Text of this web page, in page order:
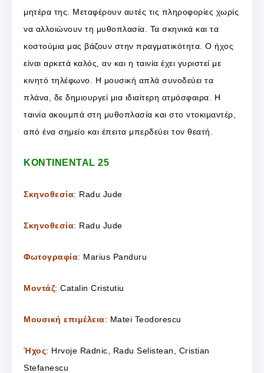
μητέρα της. Μεταφέρουν αυτές τις πληροφορίες χωρίς
να αλλοιώνουν τη μυθοπλασία. Τα σκηνικά και τα
κοστούμια μας βάζουν στην πραγματικότητα. Ο ήχος
είναι αρκετά καλός, αν και η ταινία έχει γυριστεί με
κινητό τηλέφωνο. Η μουσική απλά συνοδεύει τα
πλάνα, δε δημιουργεί μια ιδιαίτερη ατμόσφαιρα. Η
ταινία ακουμπά στη μυθοπλασία και στο ντοκιμαντέρ,
από ένα σημείο και έπειτα μπερδεύει τον θεατή.
KONTINENTAL 25
Σκηνοθεσία: Radu Jude
Σκηνοθεσία: Radu Jude
Φωτογραφία: Marius Panduru
Μοντάζ: Catalin Cristutiu
Μουσική επιμέλεια: Matei Teodorescu
Ήχος: Hrvoje Radnic, Radu Selistean, Cristian
Stefanescu